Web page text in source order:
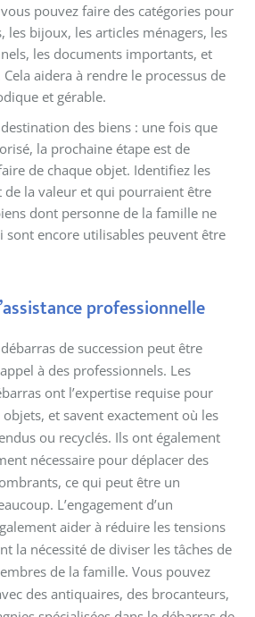
pouvez faire des catégories pour
les bijoux, les articles ménagers, les
les documents importants, et
aidera à rendre le processus de
et gérable.
des biens : une fois que
la prochaine étape est de
de chaque objet. Identifiez les
de la valeur et qui pourraient être
dont personne de la famille ne
sont encore utilisables peuvent être
professionnelle
de succession peut être
à des professionnels. Les
ont l’expertise requise pour
et savent exactement où les
ou recyclés. Ils ont également
nécessaire pour déplacer des
ce qui peut être un
L’engagement d’un
aider à réduire les tensions
la nécessité de diviser les tâches de
de la famille. Vous pouvez
des antiquaires, des brocanteurs,